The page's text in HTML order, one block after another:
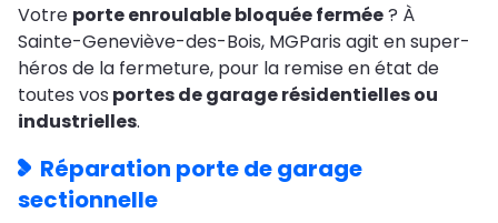
Votre porte enroulable bloquée fermée? À
Sainte-Geneviève-des-Bois, MGParis agit en super-
héros de la fermeture, pour la remise en état de
toutes vos portes de garage résidentielles ou
industrielles.
Réparation porte de garage
sectionnelle